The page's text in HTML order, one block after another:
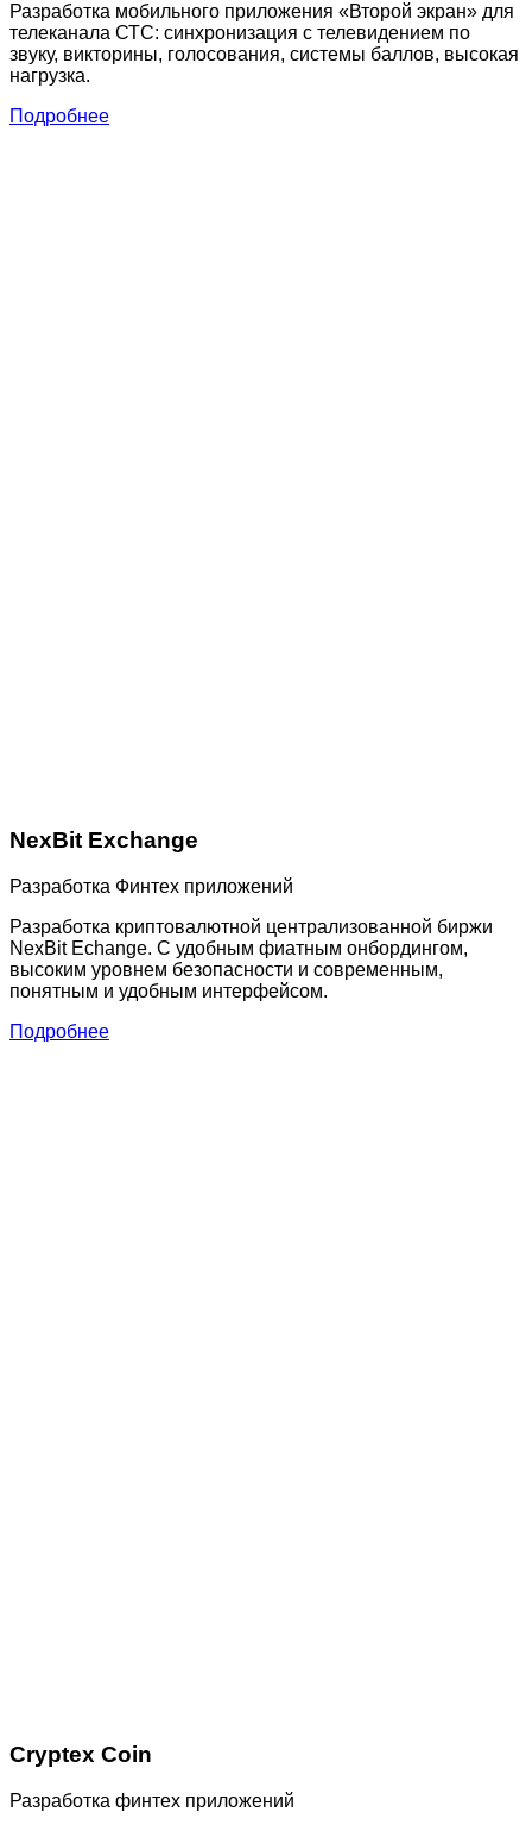
Разработка мобильного приложения «Второй экран» для
телеканала СТС: синхронизация с телевидением по
звуку, викторины, голосования, системы баллов, высокая
нагрузка.
Подробнее
NexBit Exchange
Разработка Финтех приложений
Разработка криптовалютной централизованной биржи
NexBit Echange. С удобным фиатным онбордингом,
высоким уровнем безопасности и современным,
понятным и удобным интерфейсом.
Подробнее
Cryptex Coin
Разработка финтех приложений